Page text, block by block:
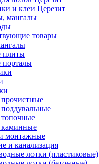
и клеи Церезит
мангалы
товары
плиты
монтажные
и канализация
лотки (пластиковые)